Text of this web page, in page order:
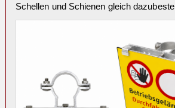
Schellen und Schienen gleich